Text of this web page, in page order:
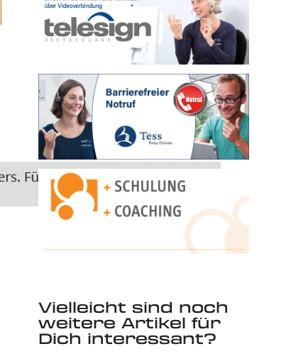
Vielleicht sind noch
weitere Artikel für
Dich interessant?